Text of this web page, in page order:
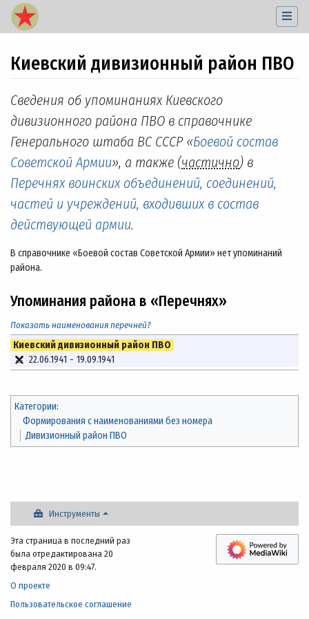
Киевский дивизионный район ПВО
Перейти к:навигация,поиск
Сведения об упоминаниях Киевского
дивизионного района ПВО в справочнике
Генерального штаба ВС СССР «Боевой состав
Советской Армии», а также (частично) в
Перечнях воинских объединений, соединений,
частей и учреждений, входивших в состав
действующей армии.
В справочнике «Боевой состав Советской Армии» нет упоминаний
района.
Упоминания района в «Перечнях»
Показать наименования перечней?
Киевский дивизионный район ПВО
22.06.1941 - 19.09.1941
Категории:
Формирования с наименованиями без номера
Дивизионный район ПВО
Инструменты
Эта страница в последний раз
была отредактирована 20
февраля 2020 в 09:47.
О проекте
Пользовательское соглашение